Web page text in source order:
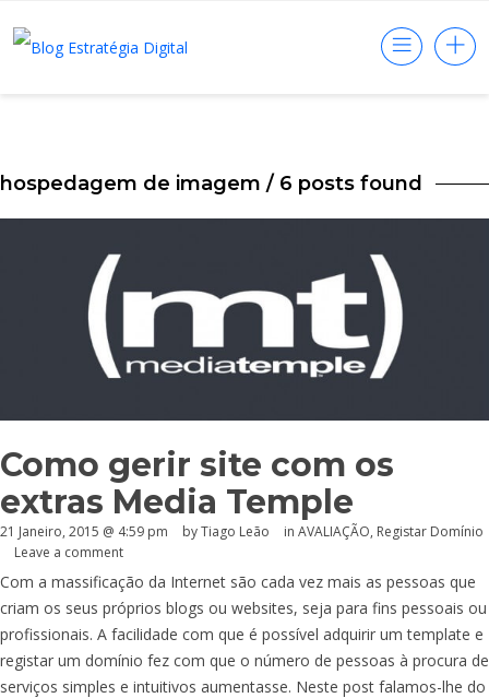
hospedagem de imagem / 6 posts found
Como gerir site com os
extras Media Temple
21 Janeiro, 2015 @ 4:59 pm by Tiago Leão in AVALIAÇÃO, Registar Domínio
Leave a comment
Com a massificação da Internet são cada vez mais as pessoas que
criam os seus próprios blogs ou websites, seja para fins pessoais ou
profissionais. A facilidade com que é possível adquirir um template e
registar um domínio fez com que o número de pessoas à procura de
serviços simples e intuitivos aumentasse. Neste post falamos-lhe do